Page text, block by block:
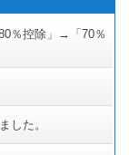
％控除」→「70％
した。